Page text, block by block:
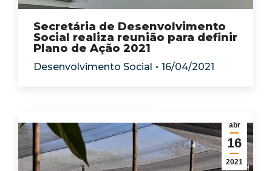
Secretária de Desenvolvimento
Social realiza reunião para definir
Plano de Ação 2021
Desenvolvimento Social 16/04/2021
abr
16
2021